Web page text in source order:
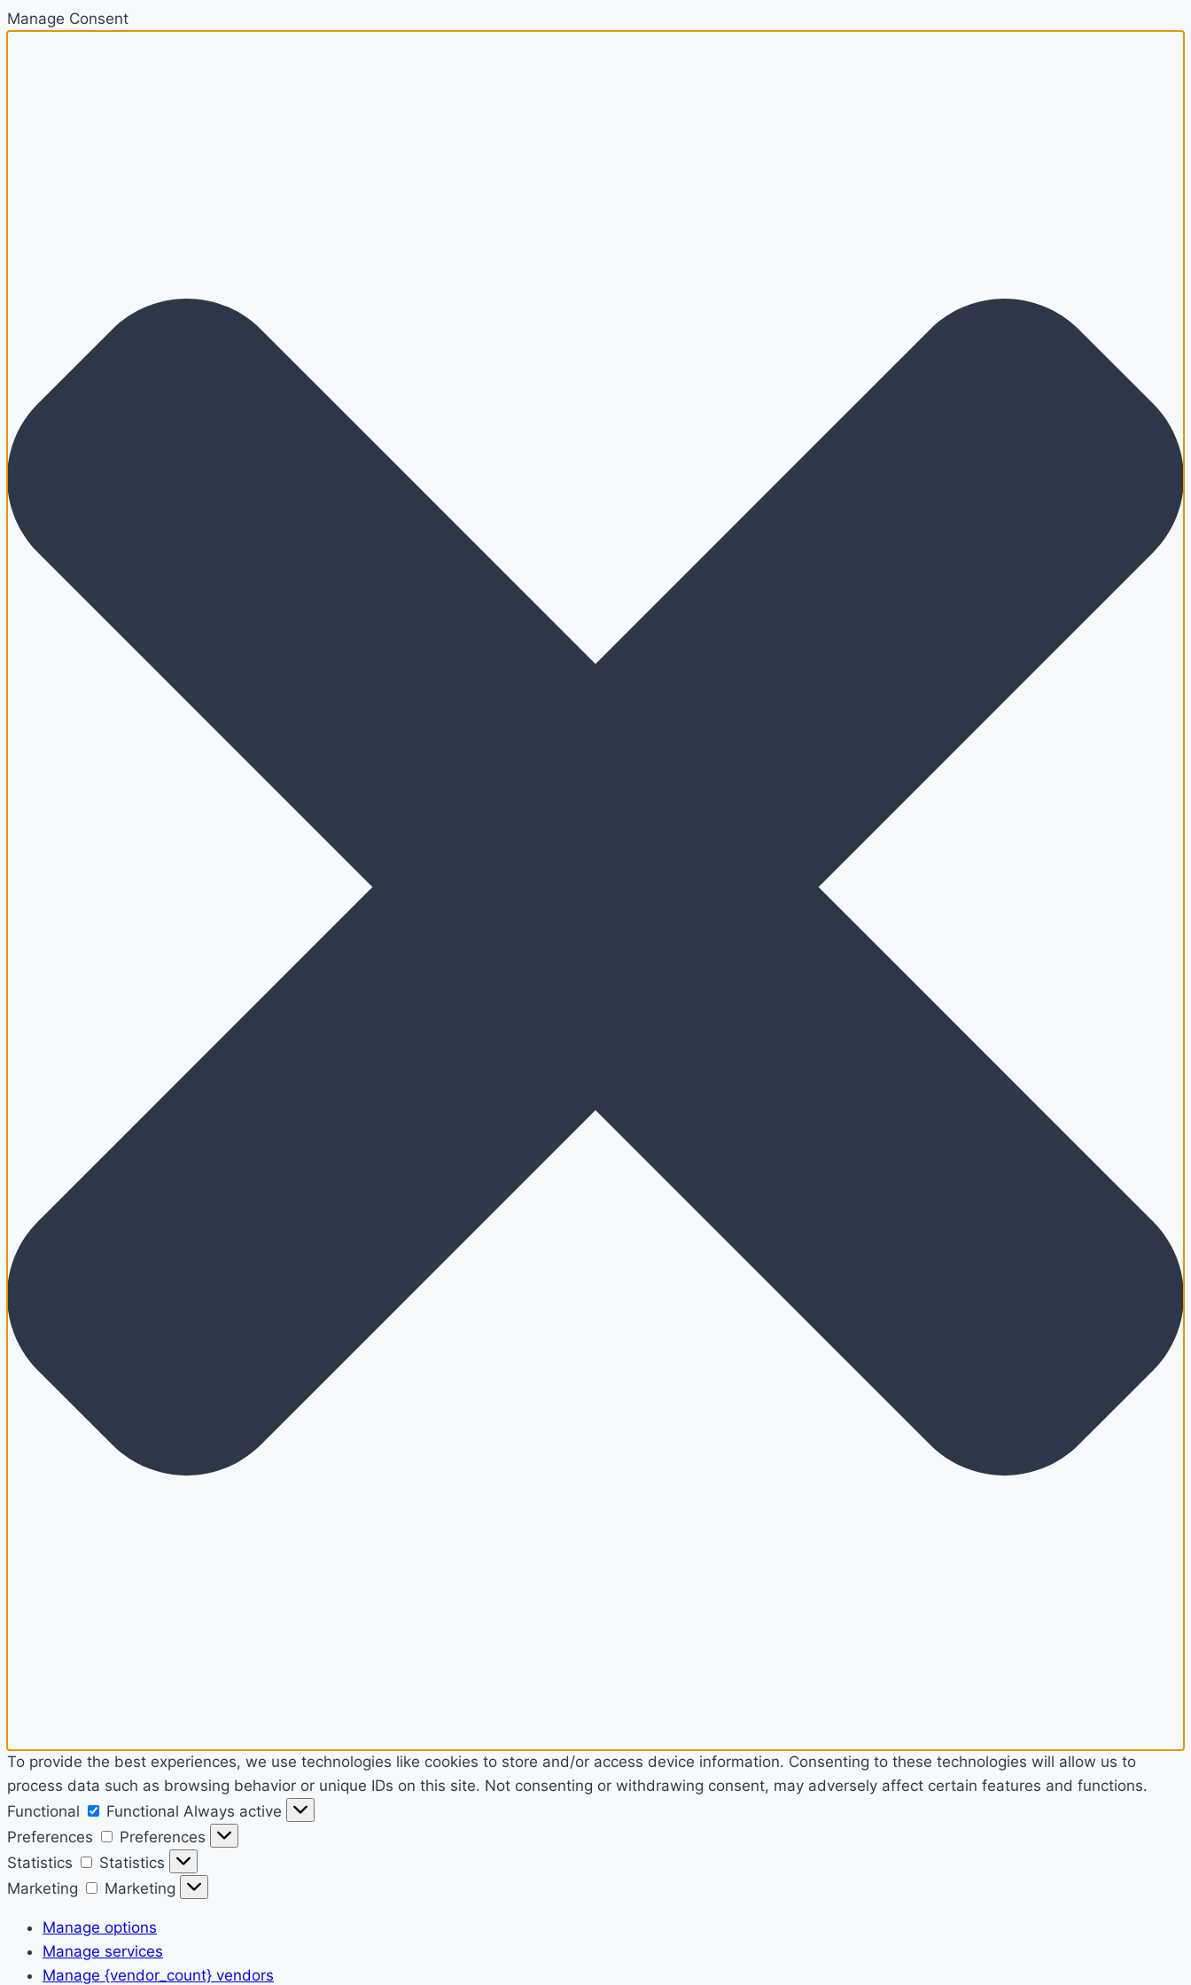
Manage Consent
To provide the best experiences, we use technologies like cookies to store and/or access device information. Consenting to these technologies will allow us to
process data such as browsing behavior or unique IDs on this site. Not consenting or withdrawing consent, may adversely affect certain features and functions.
Functional
Functional Always active
Preferences
Preferences
Statistics
Statistics
Marketing
Marketing
Manage options
Manage services
Manage {vendor_count} vendors